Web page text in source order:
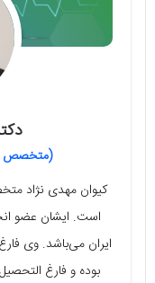
(متخصص
کیوان مهدی نژاد
است. ایشان عضو
ایران می‌باشد. وی
بوده و فارغ